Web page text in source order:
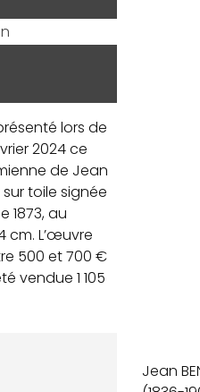
lors de
2024 ce
de Jean
toile signée
1873, au
cm. L’œuvre
500 et 700 €
vendue 1 105
Jean